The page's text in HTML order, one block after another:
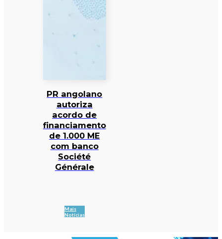
PR angolano
autoriza
acordo de
financiamento
de 1.000 ME
com banco
Société
Générale
Mais
Notícias